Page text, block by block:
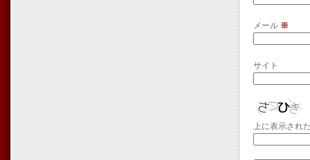
メール ※
サイト
上に表示され